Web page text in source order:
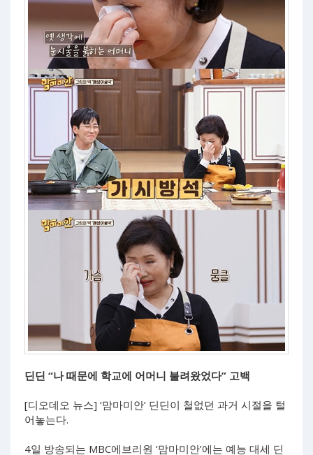
딘딘 “나 때문에 학교에 어머니 불려왔었다” 고백
[디오데오 뉴스] ‘맘마미안’ 딘딘이 철없던 과거 시절을 털
어놓는다.
4일 방송되는 MBC에브리원 ‘맘마미안’에는 예능 대세 딘